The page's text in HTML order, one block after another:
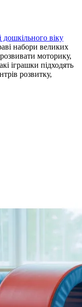
дошкільного віку
набори великих
моторику,
іграшки підходять
розвитку,